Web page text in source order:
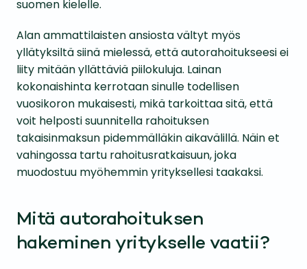
suomen kielelle.
Alan ammattilaisten ansiosta vältyt myös
yllätyksiltä siinä mielessä, että autorahoitukseesi ei
liity mitään yllättäviä piilokuluja. Lainan
kokonaishinta kerrotaan sinulle todellisen
vuosikoron mukaisesti, mikä tarkoittaa sitä, että
voit helposti suunnitella rahoituksen
takaisinmaksun pidemmälläkin aikavälillä. Näin et
vahingossa tartu rahoitusratkaisuun, joka
muodostuu myöhemmin yrityksellesi taakaksi.
Mitä autorahoituksen
hakeminen yritykselle vaatii?